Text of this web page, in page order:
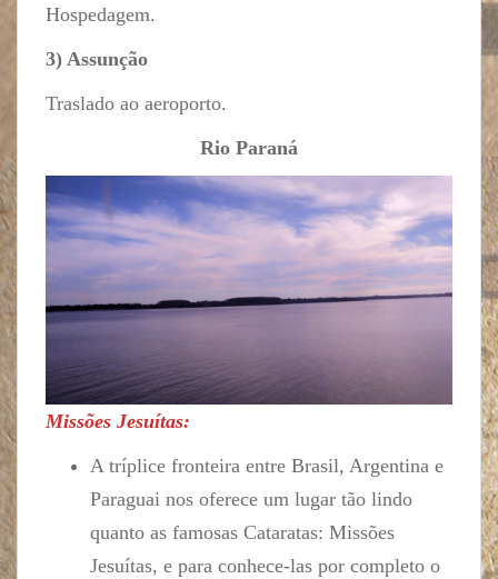
Hospedagem.
3) Assunção
Traslado ao aeroporto.
Rio Paraná
Missões Jesuítas:
A tríplice fronteira entre Brasil, Argentina e
Paraguai nos oferece um lugar tão lindo
quanto as famosas Cataratas: Missões
Jesuítas, e para conhece-las por completo o